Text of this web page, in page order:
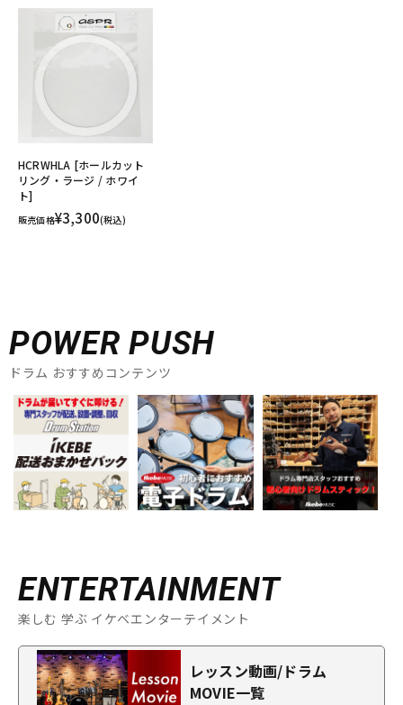
HCRWHLA [ホールカット
リング・ラージ / ホワイ
ト]
販売価格¥3,300(税込)
POWER PUSH
ドラム おすすめコンテンツ
ENTERTAINMENT
楽しむ 学ぶ イケベエンターテイメント
レッスン動画/ドラム
MOVIE一覧